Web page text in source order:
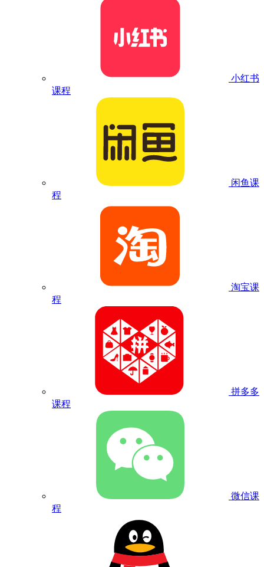
小红书
课程
闲鱼课
程
淘宝课
程
拼多多
课程
微信课
程